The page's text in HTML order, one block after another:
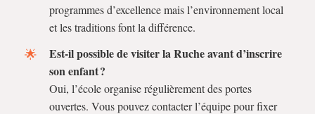
programmes d’excellence mais l’environnement local
et les traditions font la différence.
Est-il possible de visiter la Ruche avant d’inscrire
son enfant ?
Oui, l’école organise régulièrement des portes
ouvertes. Vous pouvez contacter l’équipe pour fixer